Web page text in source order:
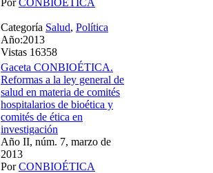
Categoría Salud, Política
Año:2013
Vistas 16358
Gaceta CONBIOÉTICA.
Reformas a la ley general de
salud en materia de comités
hospitalarios de bioética y
comités de ética en
investigación
Año II, núm. 7, marzo de
2013
PorCONBIOÉTICA